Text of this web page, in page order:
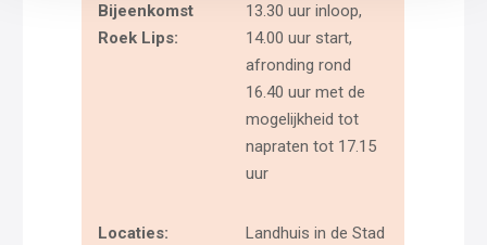
Bijeenkomst
Roek Lips:
13.30 uur inloop,
14.00 uur start,
afronding rond
16.40 uur met de
mogelijkheid tot
napraten tot 17.15
uur
Locaties:
Landhuis in de Stad